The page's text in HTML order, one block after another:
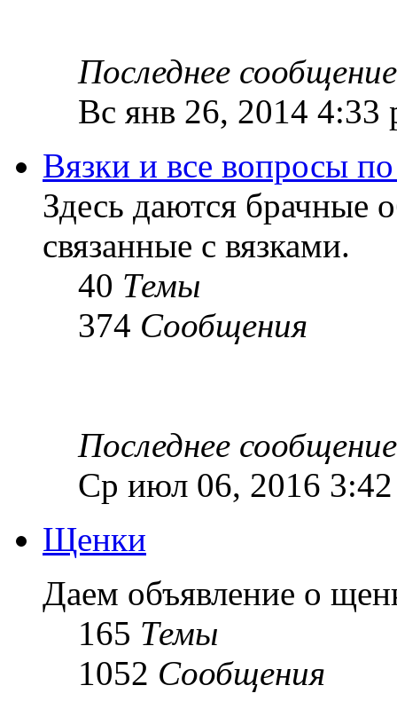
Последнее сообщение
Вс янв 26, 2014 4:33
Вязки и все вопросы
Здесь даются брачные
связанные с вязками.
40 Темы
374 Сообщения
Последнее сообщение
Ср июл 06, 2016
Щенки
Даем объявление о
165 Темы
1052 Сообщения